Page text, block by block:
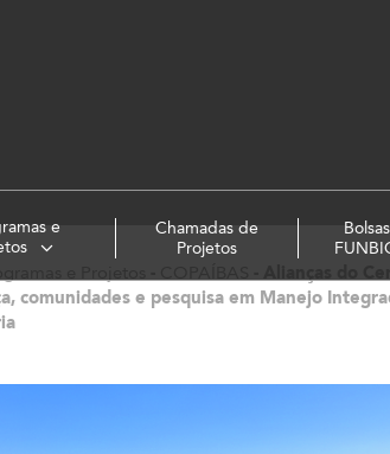
e
Chamadas de
Projetos
Bolsas
comunidades e pesquisa em Manejo